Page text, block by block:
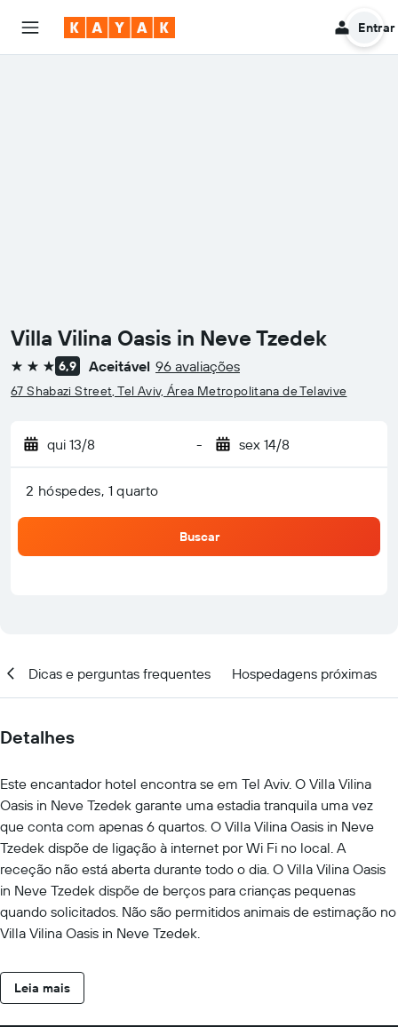
Entrar
Villa Vilina Oasis in Neve Tzedek
3 estrelas6,9 Aceitável 96 avaliações
67 Shabazi Street, Tel Aviv, Área Metropolitana de Telavive
qui 13/8 - sex 14/8
2 hóspedes, 1 quarto
Buscar
Dicas e perguntas frequentes Hospedagens próximas
Detalhes
Este encantador hotel encontra se em Tel Aviv. O Villa Vilina
Oasis in Neve Tzedek garante uma estadia tranquila uma vez
que conta com apenas 6 quartos. O Villa Vilina Oasis in Neve
Tzedek dispõe de ligação à internet por Wi Fi no local. A
receção não está aberta durante todo o dia. O Villa Vilina Oasis
in Neve Tzedek dispõe de berços para crianças pequenas
quando solicitados. Não são permitidos animais de estimação no
Villa Vilina Oasis in Neve Tzedek.
Leia mais